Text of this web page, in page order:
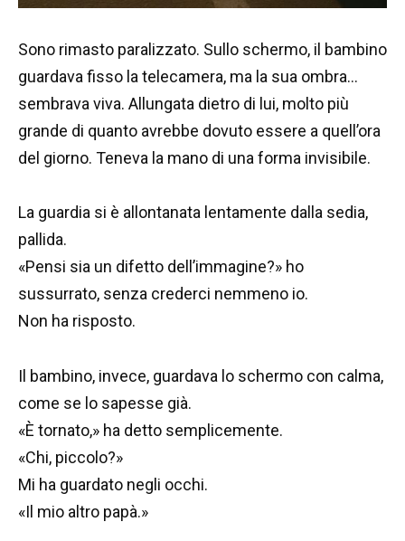
Sono rimasto paralizzato. Sullo schermo, il bambino
guardava fisso la telecamera, ma la sua ombra…
sembrava viva. Allungata dietro di lui, molto più
grande di quanto avrebbe dovuto essere a quell’ora
del giorno. Teneva la mano di una forma invisibile.
La guardia si è allontanata lentamente dalla sedia,
pallida.
«Pensi sia un difetto dell’immagine?» ho
sussurrato, senza crederci nemmeno io.
Non ha risposto.
Il bambino, invece, guardava lo schermo con calma,
come se lo sapesse già.
«È tornato,» ha detto semplicemente.
«Chi, piccolo?»
Mi ha guardato negli occhi.
«Il mio altro papà.»